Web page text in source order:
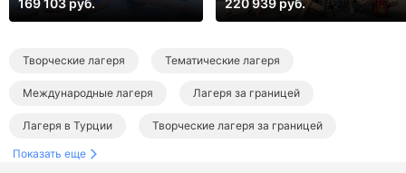
169 103 руб. 220 939 руб.
Творческие лагеря Тематические лагеря
Международные лагеря Лагеря за границей
Лагеря в Турции Творческие лагеря за границей
Тематические лагеря за границей
Показать еще